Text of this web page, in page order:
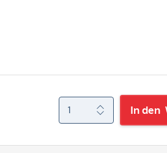
In den